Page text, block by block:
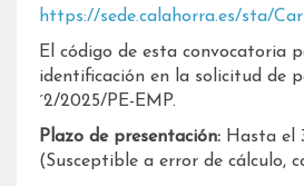
https://sede.calahorra.es/sta/
El código de esta convocatoria
identificación en la solicitud de
´2/2025/PE-EMP.
Plazo de presentación: Hasta el
(Susceptible a error de cálculo,